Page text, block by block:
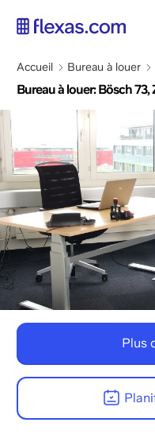
principal
Fil
d'Ariane
Accueil Bureau à louer
Bureau à louer: Bösch 73,
Plus